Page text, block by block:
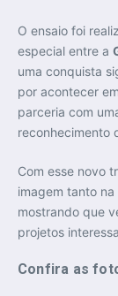
O ensaio foi
especial entre a
uma conquista
por acontecer
parceria com
reconhecimento
Com esse novo
imagem tanto
mostrando que
projetos
Confira as